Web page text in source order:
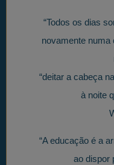
“Todos os dias
novamente numa
“deitar a cabeça
à noite
“A educação é a
ao dispor